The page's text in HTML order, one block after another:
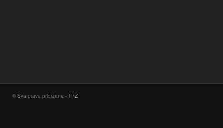
© Sva prava pridržana - TPŽ